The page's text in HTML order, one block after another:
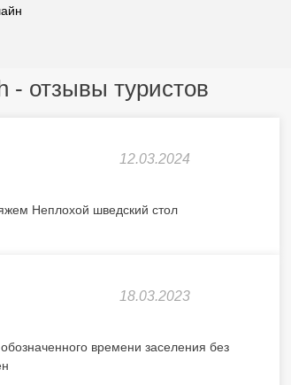
- отзывы туристов
12.03.2024
Неплохой шведский стол
18.03.2023
времени заселения без